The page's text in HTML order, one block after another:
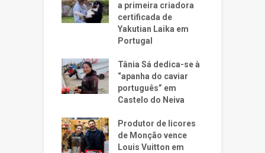
a primeira criadora
certificada de
Yakutian Laika em
Portugal
Tânia Sá dedica-se à
“apanha do caviar
português” em
Castelo do Neiva
Produtor de licores
de Monção vence
Louis Vuitton em